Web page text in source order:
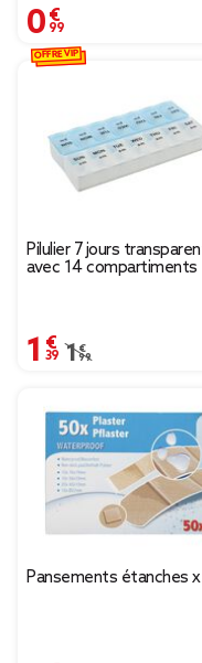
0,99 €
Pilulier 7 jours
avec 14 compartiments
1,39 €
Prix remisé de
1,99 €
OFFRE VIP
Pansements étanches